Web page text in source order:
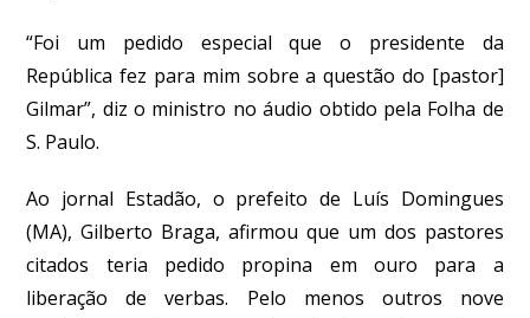
“Foi um pedido especial que o presidente da
República fez para mim sobre a questão do [pastor]
Gilmar”, diz o ministro no áudio obtido pela Folha de
S. Paulo.
Ao jornal Estadão, o prefeito de Luís Domingues
(MA), Gilberto Braga, afirmou que um dos pastores
citados teria pedido propina em ouro para a
liberação de verbas. Pelo menos outros nove